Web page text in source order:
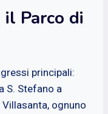
Parco di
principali:
S. Stefano a
ognuno